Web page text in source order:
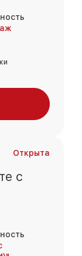
Открыта
с